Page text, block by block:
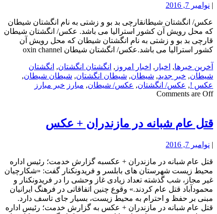
| نوامبر 7, 2016
عکس/ انگشتان شیطانقارچی بد بو و زشتی به نام انگشتان شیطان
که محل رویش آن کشور استرالیا می باشد. عکس/ انگشتان شیطان
قارچی بد بو و زشتی به نام انگشتان شیطان که محل رویش آن
کشور استرالیا می باشد.عکس/ انگشتان شیطان oxin channel
آخرین خبرها, اخبار , اخبار امروز , انگشتان انگشتان, انگشتان
شیطان, خبر جدید, شیطان, شیطان انگشتان, شیطان شیطان,
عکس !, عکس/ انگشتان, عکس/ شیطان, مبارز خبر مبارز
Comments are Off
قتل عام شبانه در مازندران + عکس
| نوامبر 7, 2016
قتل عام شبانه در مازندران + عکسبه گزارش خدمت؛ رئیس اداره
محیط زیست شهرستان های بابلسر و فریدونکنار گفت: «شکارچیان
غیر مجاز، شب گذشته تعداد زیادی غاز وحشی را در فریدونکنار و
محمودآباد قتل عام کردند.» وقوع چنین اتفاقاتی در فرهنگ ایرانیان
مبنی بر حفظ و احترام به محیط زیست، بسیار جای تاسف دارد.
قتل عام شبانه در مازندران + عکس به گزارش خدمت؛ رئیس اداره